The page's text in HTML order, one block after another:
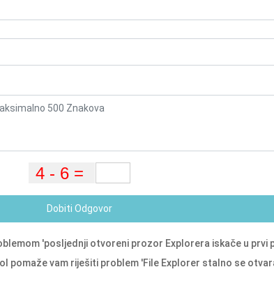
Dobiti Odgovor
'posljednji otvoreni prozor Explorera iskače u prvi
pomaže vam riješiti problem 'File Explorer stalno se